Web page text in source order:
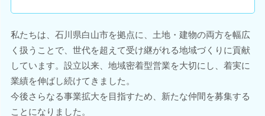
私たちは、石川県白山市を拠点に、土地・建物の両方を幅広
く扱うことで、世代を超えて受け継がれる地域づくりに貢献
しています。設立以来、地域密着型営業を大切にし、着実に
業績を伸ばし続けてきました。
今後さらなる事業拡大を目指すため、新たな仲間を募集する
ことになりました。